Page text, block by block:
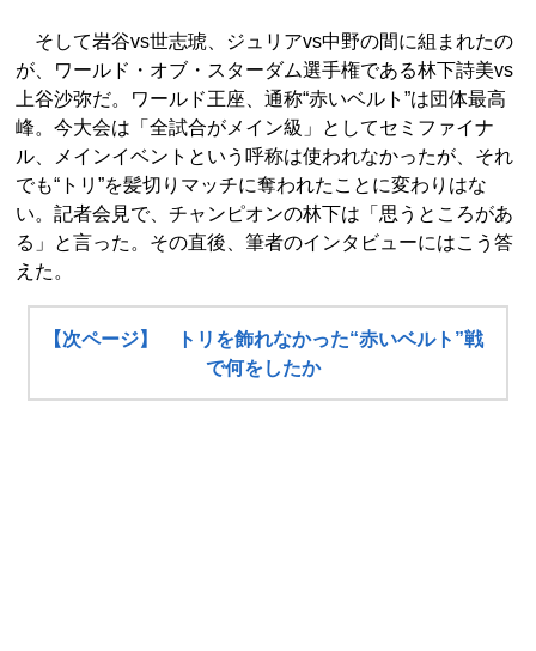
そして岩谷vs世志琥、ジュリアvs中野の間に組まれたの
が、ワールド・オブ・スターダム選手権である林下詩美vs
上谷沙弥だ。ワールド王座、通称“赤いベルト”は団体最高
峰。今大会は「全試合がメイン級」としてセミファイナ
ル、メインイベントという呼称は使われなかったが、それ
でも“トリ”を髪切りマッチに奪われたことに変わりはな
い。記者会見で、チャンピオンの林下は「思うところがあ
る」と言った。その直後、筆者のインタビューにはこう答
えた。
【次ページ】 トリを飾れなかった“赤いベルト”戦
で何をしたか